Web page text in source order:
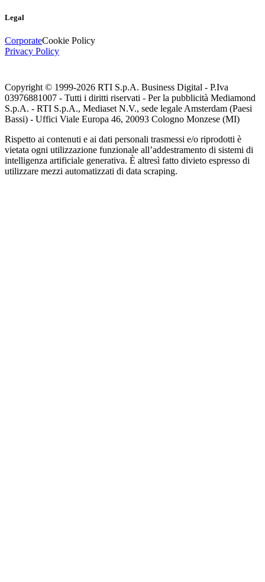
Legal
CorporateCookie Policy
Privacy Policy
Copyright © 1999-2026 RTI S.p.A. Business Digital - P.Iva
03976881007 - Tutti i diritti riservati - Per la pubblicità Mediamond
S.p.A. - RTI S.p.A., Mediaset N.V., sede legale Amsterdam (Paesi
Bassi) - Uffici Viale Europa 46, 20093 Cologno Monzese (MI)
Rispetto ai contenuti e ai dati personali trasmessi e/o riprodotti è
vietata ogni utilizzazione funzionale all’addestramento di sistemi di
intelligenza artificiale generativa. È altresì fatto divieto espresso di
utilizzare mezzi automatizzati di data scraping.